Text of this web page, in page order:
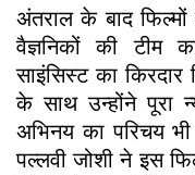
अंतराल के बाद
वैज्ञनिकों की टीम
साइंसिस्ट का किरदार
के साथ उन्होंने पूरा
अभिनय का परिचय भी
पल्लवी जोशी ने इस